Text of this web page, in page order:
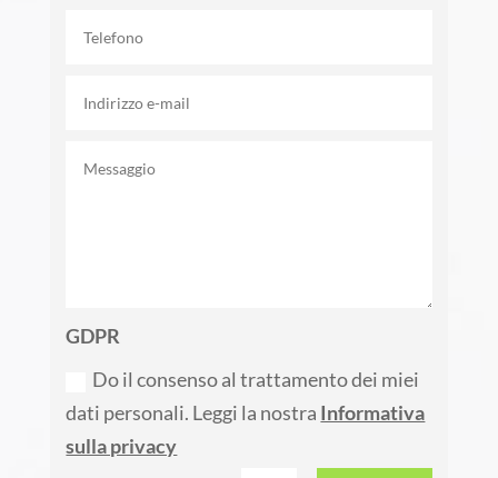
GDPR
Do il consenso al trattamento dei miei
dati personali. Leggi la nostra Informativa
sulla privacy